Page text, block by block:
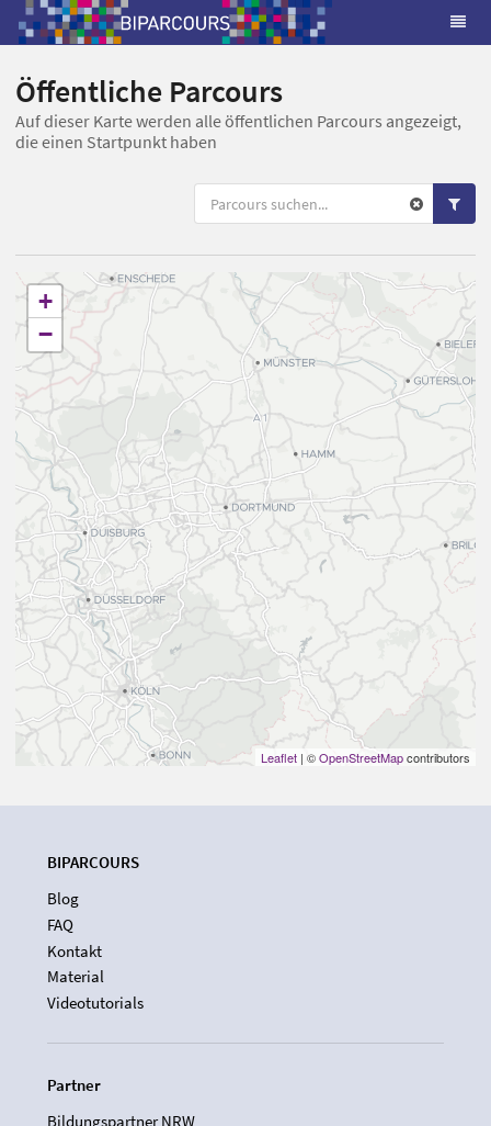
Öffentliche Parcours
Auf dieser Karte werden alle öffentlichen Parcours angezeigt,
die einen Startpunkt haben
+
−
Leaflet | ©OpenStreetMapcontributors
BIPARCOURS
Blog
FAQ
Kontakt
Material
Videotutorials
Partner
Bildungspartner NRW